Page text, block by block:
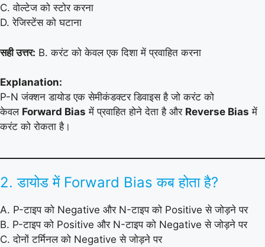
C. वोल्टेज को स्टोर करना
D. रेजिस्टेंस को घटाना
सही उत्तर: B. करंट को केवल एक दिशा में प्रवाहित करना
Explanation:
P-N जंक्शन डायोड एक सेमीकंडक्टर डिवाइस है जो करंट को
केवल Forward Bias में प्रवाहित होने देता है और Reverse Bias में
करंट को रोकता है।
2. डायोड में Forward Bias कब होता है?
A. P-टाइप को Negative और N-टाइप को Positive से जोड़ने पर
B. P-टाइप को Positive और N-टाइप को Negative से जोड़ने पर
C. दोनों टर्मिनल को Negative से जोड़ने पर